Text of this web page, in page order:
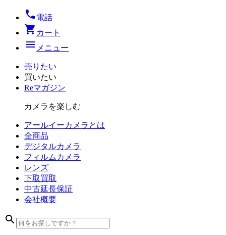
local_phone 電話
shopping_cart カート
menu メニュー
売りたい
買いたい
Reマガジン
カメラを楽しむ
アールイーカメラとは
全商品
デジタルカメラ
フィルム カメラ
レンズ
下取買取
中古延長保証
会社概要
search